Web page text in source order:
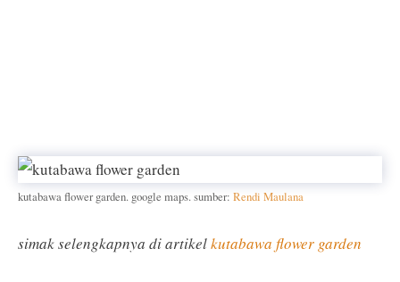
kutabawa flower garden. google maps. sumber: Rendi Maulana
simak selengkapnya di artikelkutabawa flower garden